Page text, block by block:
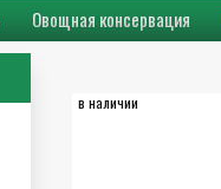
Овощная консервация
в наличии